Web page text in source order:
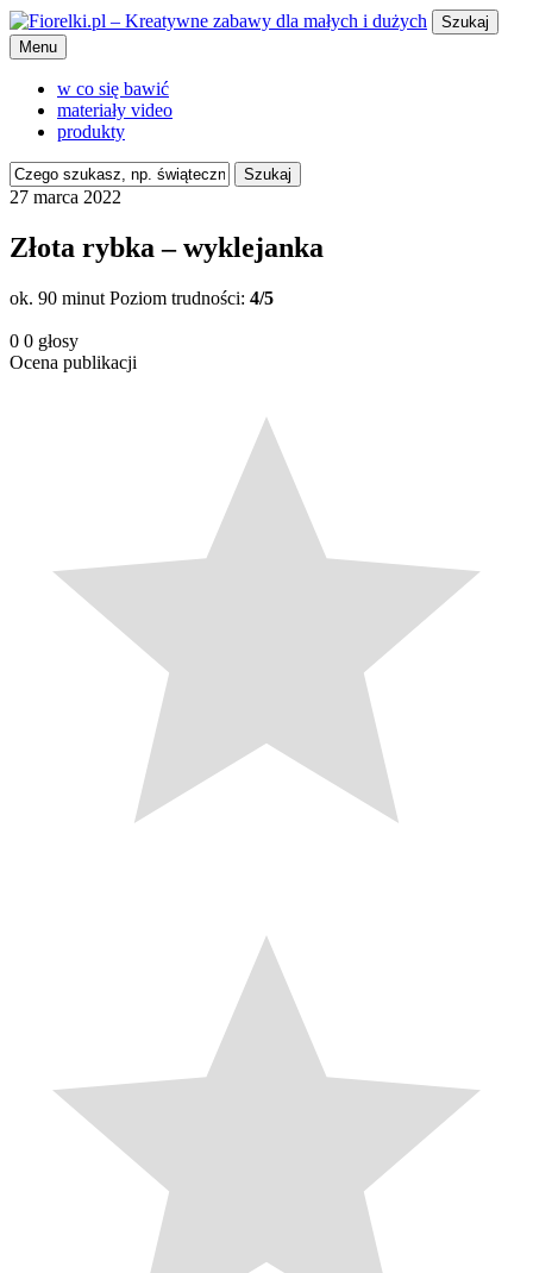
Szukaj
Menu
w co się bawić
materiały video
produkty
Szukaj
27 marca 2022
Złota rybka – wyklejanka
ok. 90 minut Poziom trudności: 4/5
0 0 głosy
Ocena publikacji